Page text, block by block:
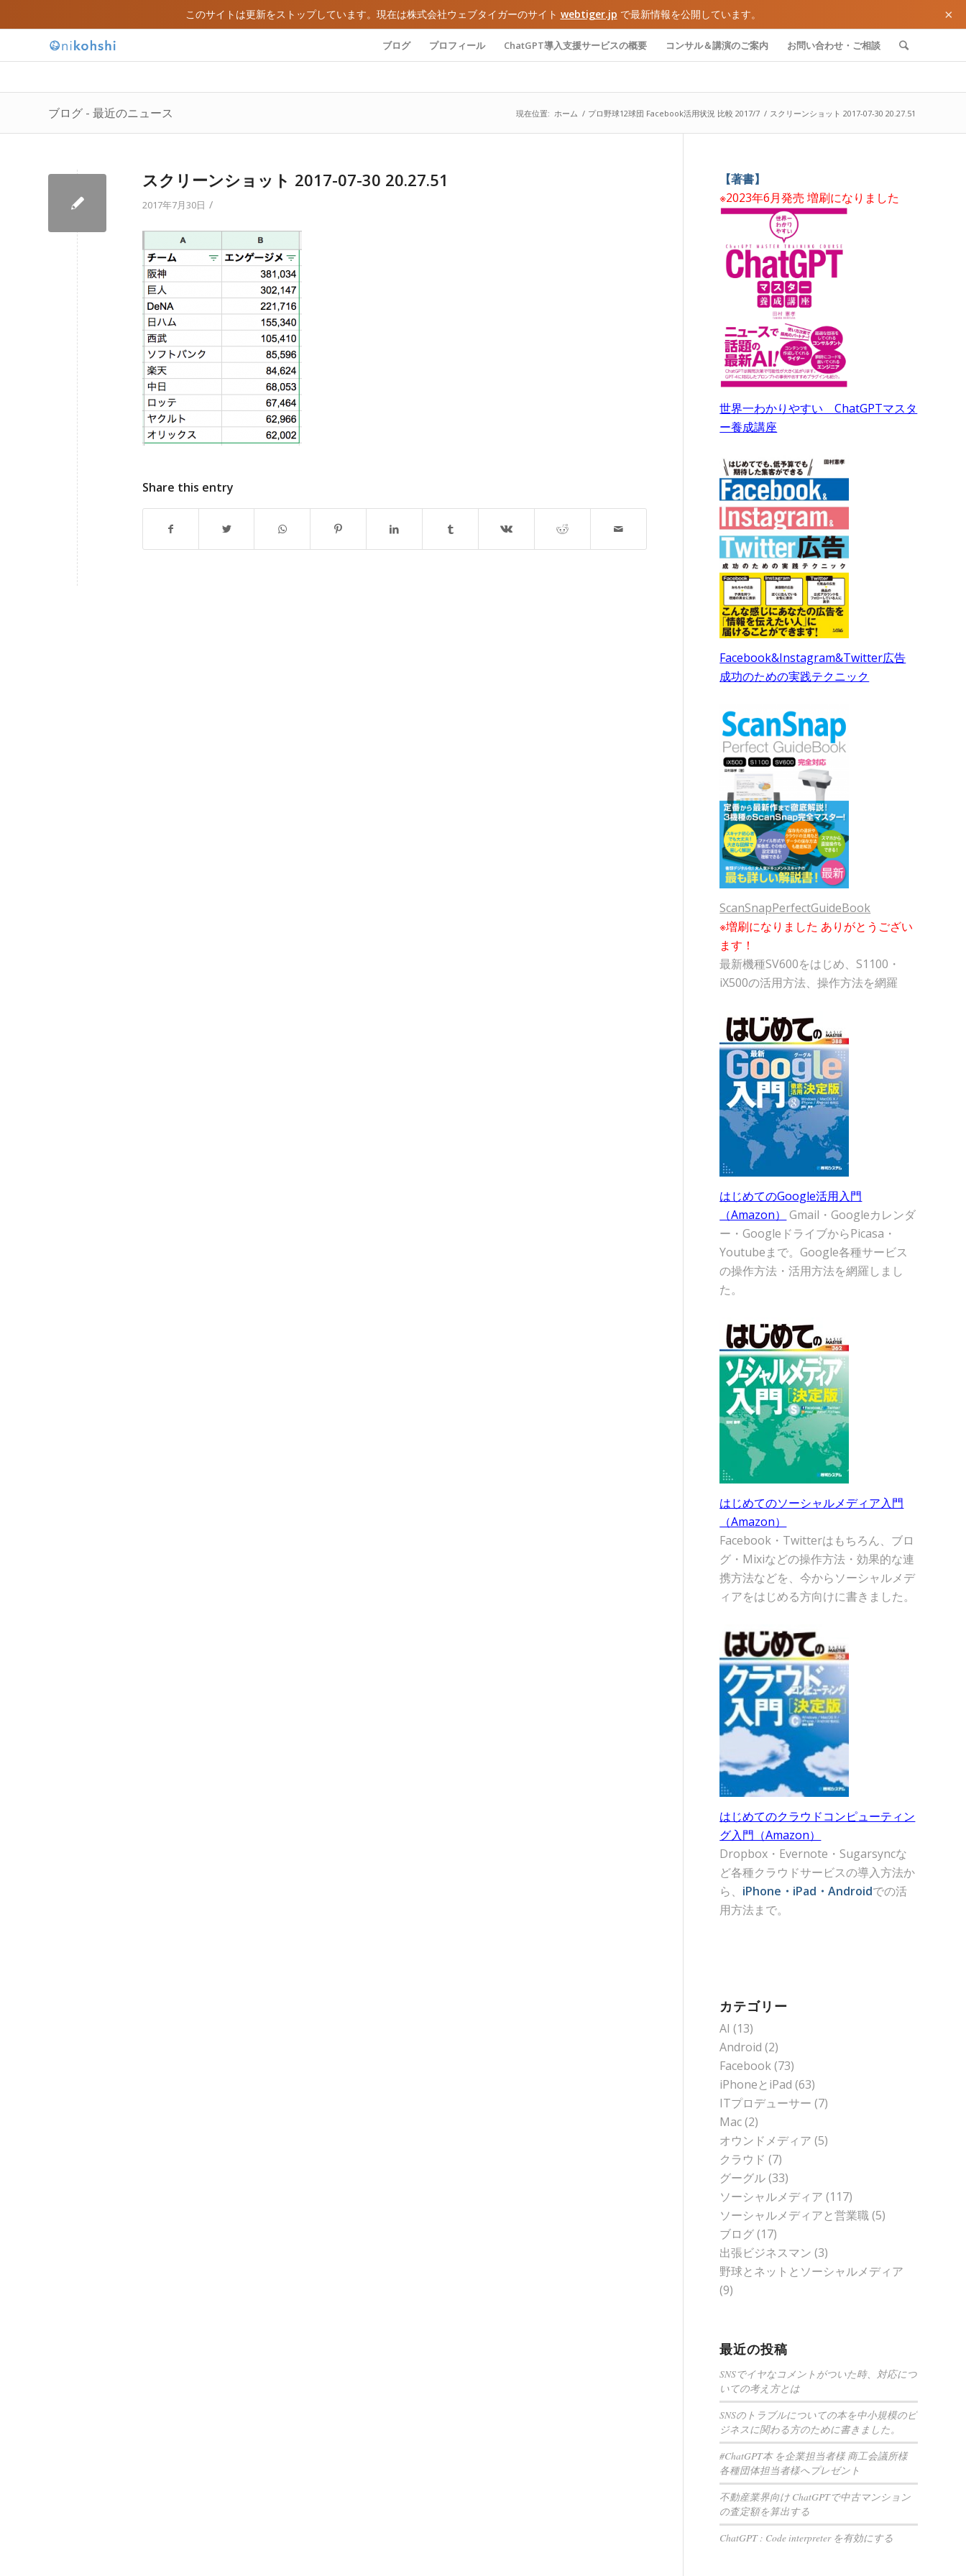
このサイトは更新をストップしています。現在は株式会社ウェブタイガーのサイト webtiger.jp で最新情報を公開しています。 ×
ブログ プロフィール ChatGPT導入支援サービスの概要 コンサル＆講演のご案内 お問い合わせ・ご相談
ブログ - 最近のニュース 現在位置: ホーム / プロ野球12球団 Facebook活用状況 比較 2017/7 / スクリーンショット 2017-07-30 20.27.51
スクリーンショット 2017-07-30 20.27.51
2017年7月30日 /
Share this entry
【著書】
※2023年6月発売 増刷になりました
世界一わかりやすい ChatGPTマスタ
ー養成講座
Facebook&Instagram&Twitter広告
成功のための実践テクニック
ScanSnapPerfectGuideBook
※増刷になりました ありがとうござい
ます！
最新機種SV600をはじめ、S1100・
iX500の活用方法、操作方法を網羅
はじめてのGoogle活用入門
（Amazon）
Gmail・Googleカレンダ
ー・GoogleドライブからPicasa・
Youtubeまで。Google各種サービス
の操作方法・活用方法を網羅しまし
た。
はじめてのソーシャルメディア入門
（Amazon）
Facebook・Twitterはもちろん、ブロ
グ・Mixiなどの操作方法・効果的な連
携方法などを、今からソーシャルメデ
ィアをはじめる方向けに書きました。
はじめてのクラウドコンピューティン
グ入門（Amazon）
Dropbox・Evernote・Sugarsyncな
ど各種クラウドサービスの導入方法か
ら、 iPhone・iPad・Androidでの活
用方法まで。
カテゴリー
AI (13)
Android (2)
Facebook(73)
iPhoneとiPad (63)
ITプロデューサー (7)
Mac(2)
オウンドメディア (5)
クラウド (7)
グーグル(33)
ソーシャルメディア (117)
ソーシャルメディアと営業職(5)
ブログ(17)
出張ビジネスマン (3)
野球とネットとソーシャルメディア
(9)
最近の投稿
SNSでイヤなコメントがついた時、対応につ
いての考え方とは
SNSのトラブルについての本を中小規模のビ
ジネスに関わる方のために書きました。
#ChatGPT本 を企業担当者様 商工会議所様
各種団体担当者様へプレゼント
不動産業界向け ChatGPTで中古マンション
の査定額を算出する
ChatGPT : Code interpreter を有効にする